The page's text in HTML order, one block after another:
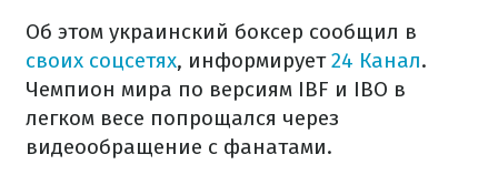
Об этом украинский боксер сообщил в
своих соцсетях, информирует24 Канал.
Чемпион мира по версиям IBF и IBO в
легком весе попрощался через
видеообращение с фанатами.